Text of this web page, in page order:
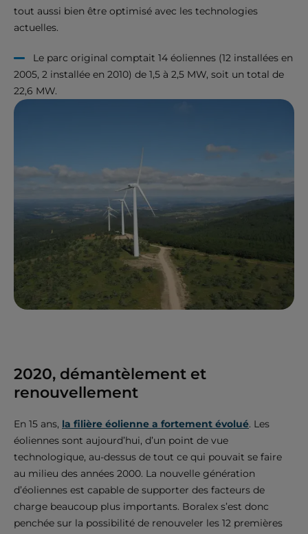
tout aussi bien être optimisé avec les technologies
actuelles.
Le parc original comptait 14 éoliennes (12 installées en
2005, 2 installée en 2010) de 1,5 à 2,5 MW, soit un total de
22,6 MW.
2020, démantèlement et
renouvellement
En 15 ans, la filière éolienne a fortement évolué. Les
éoliennes sont aujourd’hui, d’un point de vue
technologique, au-dessus de tout ce qui pouvait se faire
au milieu des années 2000. La nouvelle génération
d’éoliennes est capable de supporter des facteurs de
charge beaucoup plus importants. Boralex s’est donc
penchée sur la possibilité de renouveler les 12 premières